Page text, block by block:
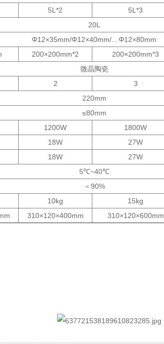
5L*2 5L*3
20L
Φ12×35mm/Φ12×40mm/…Φ12×80mm
200×200mm*2 200×200mm*3
微晶陶瓷
2 3
220mm
≤80mm
1200W 1800W
18W 27W
18W 27W
5℃~40℃
＜90%
10kg 15kg
310×120×400mm 310×120×600mm